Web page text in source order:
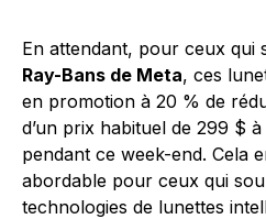
En attendant, pour ceux qui
Ray-Bans de Meta, ces
en promotion à 20 % de
d’un prix habituel de 299 $
pendant ce week-end. Cela
abordable pour ceux qui
technologies de lunettes